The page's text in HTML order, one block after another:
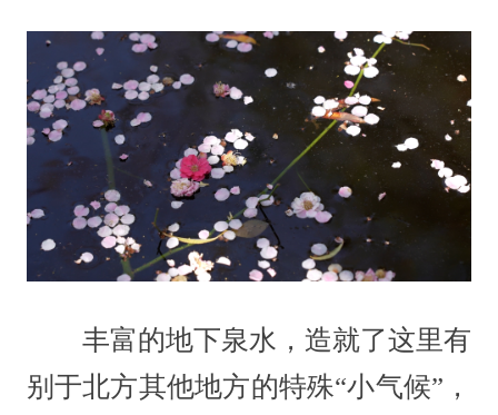
丰富的地下泉水，造就了这里有
别于北方其他地方的特殊“小气候”，